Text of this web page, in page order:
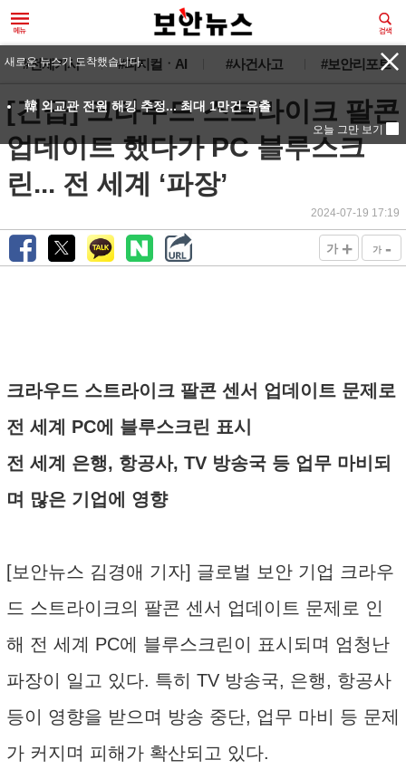
#전체기사 #피지컬ㆍAI #사건사고 #보안리포트
[긴급] 크라우드 스트라이크 팔콘
업데이트 했다가 PC 블루스크
린... 전 세계 ‘파장’
2024-07-19 17:19
가 + 가 -
크라우드 스트라이크 팔콘 센서 업데이트 문제로
전 세계 PC에 블루스크린 표시
전 세계 은행, 항공사, TV 방송국 등 업무 마비되
며 많은 기업에 영향
[보안뉴스 김경애 기자] 글로벌 보안 기업 크라우
드 스트라이크의 팔콘 센서 업데이트 문제로 인
해 전 세계 PC에 블루스크린이 표시되며 엄청난
파장이 일고 있다. 특히 TV 방송국, 은행, 항공사
등이 영향을 받으며 방송 중단, 업무 마비 등 문제
가 커지며 피해가 확산되고 있다.
새로운 뉴스가 도착했습니다.
韓 외교관 전원 해킹 추정... 최대 1만건 유출
오늘 그만 보기